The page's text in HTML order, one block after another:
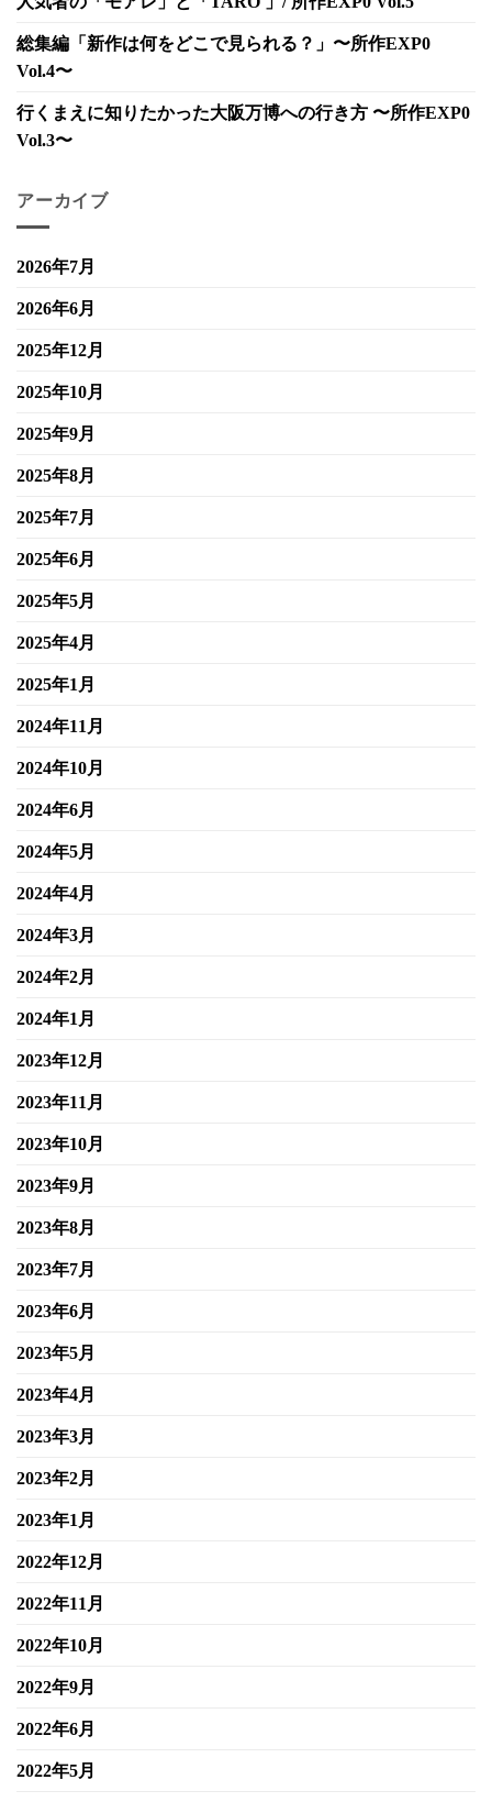
総集編「新作は何をどこで見られる？」〜所作EXP0
Vol.4〜
行くまえに知りたかった大阪万博への行き方 〜所作EXP0
Vol.3〜
アーカイブ
2026年7月
2026年6月
2025年12月
2025年10月
2025年9月
2025年8月
2025年7月
2025年6月
2025年5月
2025年4月
2025年1月
2024年11月
2024年10月
2024年6月
2024年5月
2024年4月
2024年3月
2024年2月
2024年1月
2023年12月
2023年11月
2023年10月
2023年9月
2023年8月
2023年7月
2023年6月
2023年5月
2023年4月
2023年3月
2023年2月
2023年1月
2022年12月
2022年11月
2022年10月
2022年9月
2022年6月
2022年5月